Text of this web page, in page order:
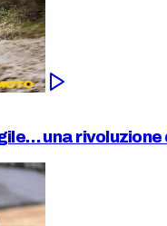
una rivoluzione